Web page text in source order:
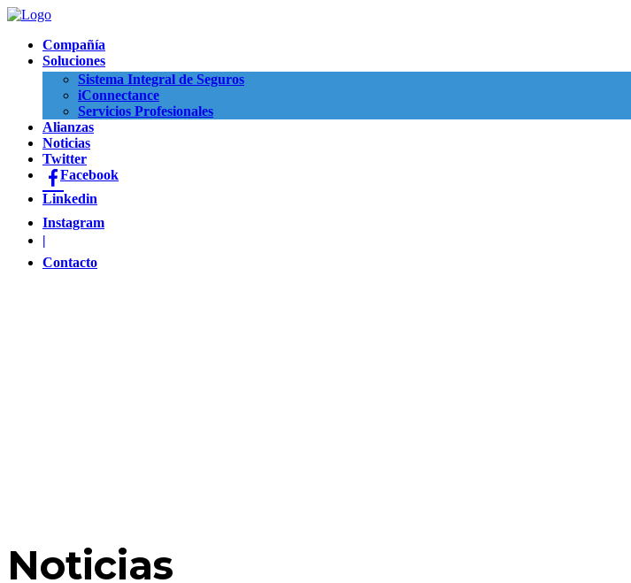
Compañía
Soluciones
Sistema Integral de Seguros
iConnectance
Servicios Profesionales
Alianzas
Noticias
Twitter
Facebook
Linkedin
Instagram
|
Contacto
Noticias